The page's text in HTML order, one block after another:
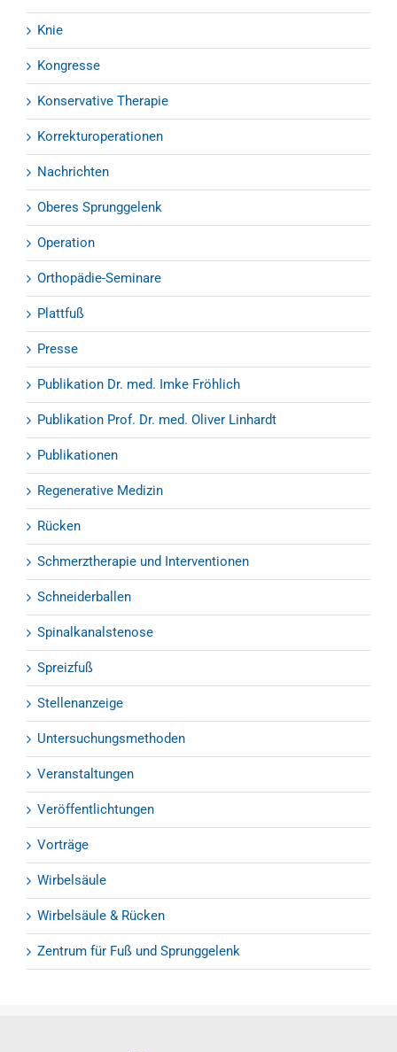
Knie
Kongresse
Konservative Therapie
Korrekturoperationen
Nachrichten
Oberes Sprunggelenk
Operation
Orthopädie-Seminare
Plattfuß
Presse
Publikation Dr. med. Imke Fröhlich
Publikation Prof. Dr. med. Oliver Linhardt
Publikationen
Regenerative Medizin
Rücken
Schmerztherapie und Interventionen
Schneiderballen
Spinalkanalstenose
Spreizfuß
Stellenanzeige
Untersuchungsmethoden
Veranstaltungen
Veröffentlichtungen
Vorträge
Wirbelsäule
Wirbelsäule & Rücken
Zentrum für Fuß und Sprunggelenk